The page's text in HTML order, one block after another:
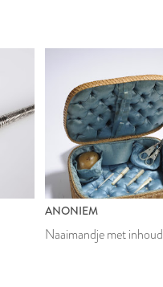
ANONIEM
Naaimandje met inhoud